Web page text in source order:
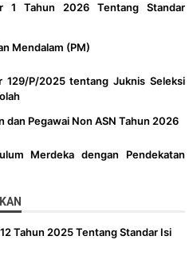
1 Tahun 2026 Tentang Standar
Mendalam (PM)
129/P/2025 tentang Juknis Seleksi
dan Pegawai Non ASN Tahun 2026
Merdeka dengan Pendekatan
Tahun 2025 Tentang Standar Isi